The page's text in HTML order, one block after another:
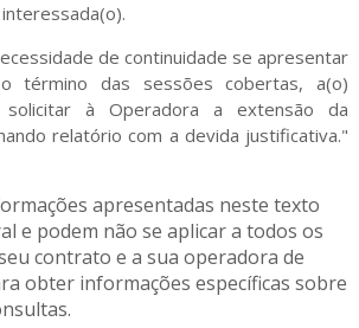
de continuidade se apresentar
término das sessões cobertas, a(o)
solicitar à Operadora a extensão da
relatório com a devida justificativa."
apresentadas neste texto
e podem não se aplicar a todos os
contrato e a sua operadora de
obter informações específicas sobre